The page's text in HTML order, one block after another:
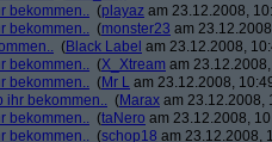
bekommen.. (playaz am 23.12.2008,
bekommen.. (monster23 am
(Black Label am 23.12.2008,
bekommen.. (X_Xtream am
bekommen.. (Mr L am 23.12.2008,
ihr bekommen.. (Marax am 23.12.2008,
bekommen.. (taNero am 23.12.2008,
bekommen.. (schop18 am 23.12.2008,